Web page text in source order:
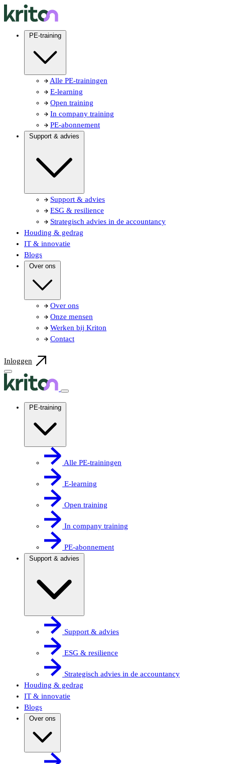
PE-training
Alle PE-trainingen
E-learning
Open training
In company training
PE-abonnement
Support & advies
Support & advies
ESG & resilience
Strategisch advies in de accountancy
Houding & gedrag
IT & innovatie
Blogs
Over ons
Over ons
Onze mensen
Werken bij Kriton
Contact
Inloggen
PE-training
Alle PE-trainingen
E-learning
Open training
In company training
PE-abonnement
Support & advies
Support & advies
ESG & resilience
Strategisch advies in de accountancy
Houding & gedrag
IT & innovatie
Blogs
Over ons